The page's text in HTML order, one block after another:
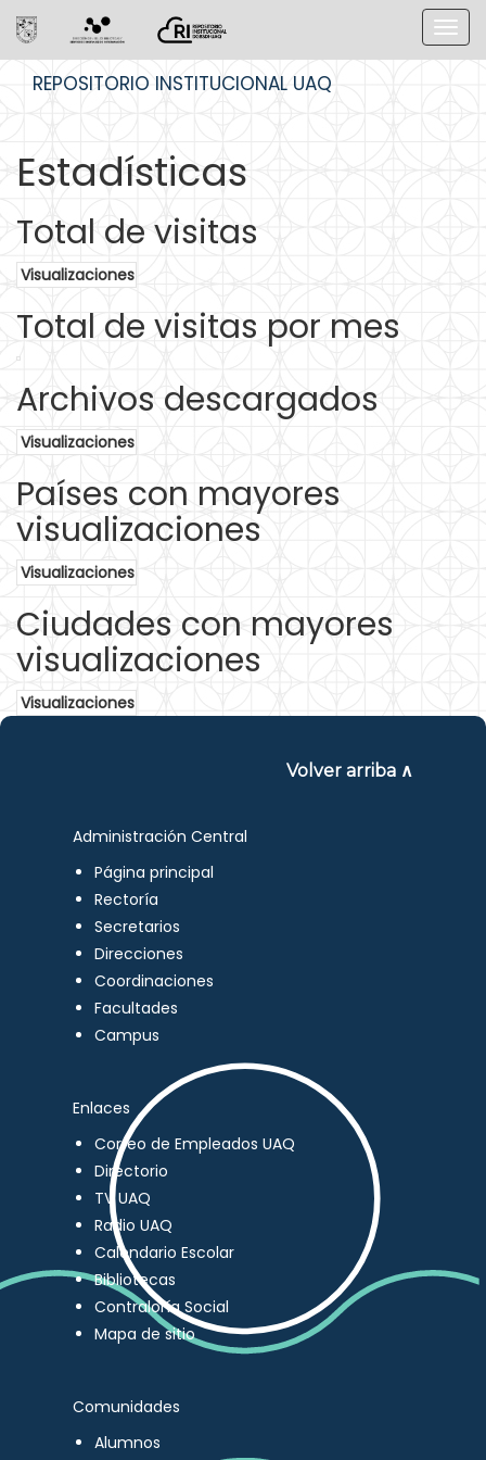
REPOSITORIO INSTITUCIONAL UAQ
Estadísticas
Total de visitas
Visualizaciones
Total de visitas por mes
Archivos descargados
Visualizaciones
Países con mayores
visualizaciones
Visualizaciones
Ciudades con mayores
visualizaciones
Visualizaciones
Volver arriba ∧
Administración Central
Página principal
Rectoría
Secretarios
Direcciones
Coordinaciones
Facultades
Campus
Enlaces
Correo de Empleados UAQ
Directorio
TV UAQ
Radio UAQ
Calendario Escolar
Bibliotecas
Contraloría Social
Mapa de sitio
Comunidades
Alumnos